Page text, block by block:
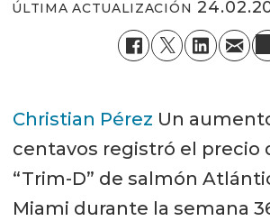
ÚLTIMA ACTUALIZACIÓN
Christian Pérez Un
centavos registró el precio
“Trim-D” de salmón
Miami durante la semana